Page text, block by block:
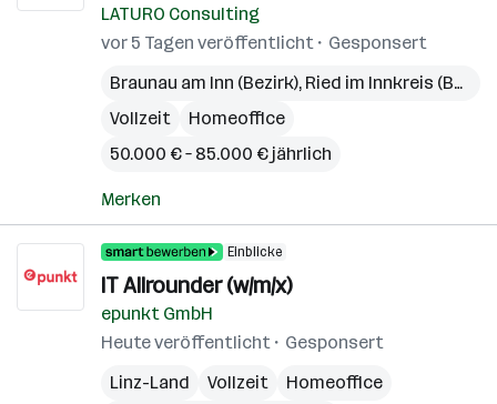
LATURO Consulting
vor 5 Tagen veröffentlicht
Gesponsert
Braunau am Inn (Bezirk), Ried im Innkreis (Bezirk)
Vollzeit
Homeoffice
50.000 € – 85.000 € jährlich
Merken
Einblicke
IT Allrounder (w/m/x)
epunkt GmbH
Heute veröffentlicht
Gesponsert
Linz-Land
Vollzeit
Homeoffice